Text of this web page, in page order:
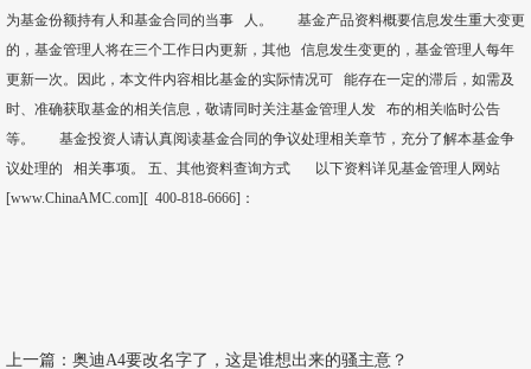
为基金份额持有人和基金合同的当事 人。 基金产品资料概要信息发生重大变更
的，基金管理人将在三个工作日内更新，其他 信息发生变更的，基金管理人每年
更新一次。因此，本文件内容相比基金的实际情况可 能存在一定的滞后，如需及
时、准确获取基金的相关信息，敬请同时关注基金管理人发 布的相关临时公告
等。 基金投资人请认真阅读基金合同的争议处理相关章节，充分了解本基金争
议处理的 相关事项。 五、其他资料查询方式 以下资料详见基金管理人网站
[www.ChinaAMC.com][ 400-818-6666]：
上一篇： 奥迪A4要改名字了，这是谁想出来的骚主意？